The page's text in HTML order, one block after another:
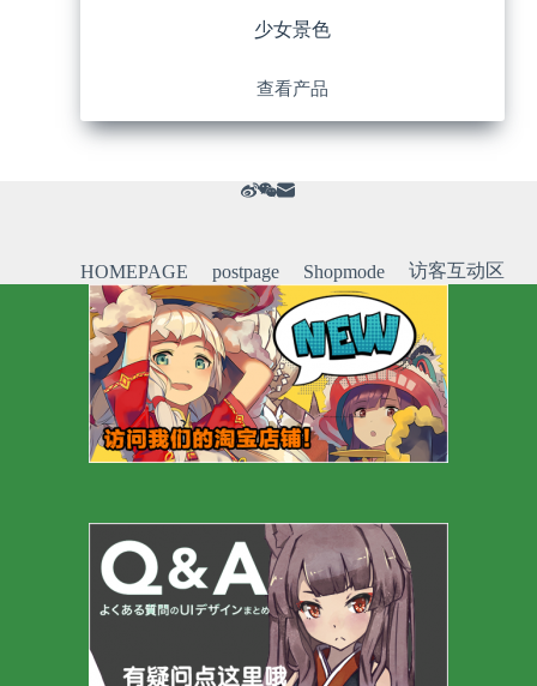
少女景色
查看产品
HOMEPAGE postpage Shopmode 访客互动区